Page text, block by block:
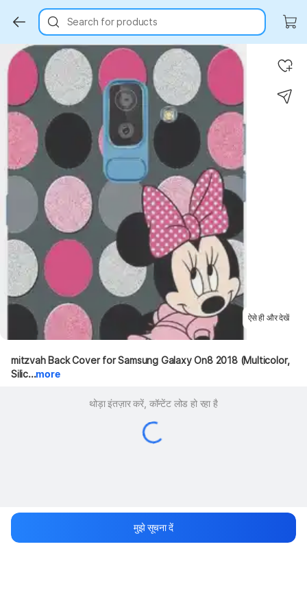
Search for products
Key Highlights
ऐसे ही और देखें
mitzvah Back Cover for Samsung Galaxy On8 2018 (Multicolor,
Silic...more
थोड़ा इंतज़ार करें, कॉन्टेंट लोड हो रहा है
मुझे सूचना दें